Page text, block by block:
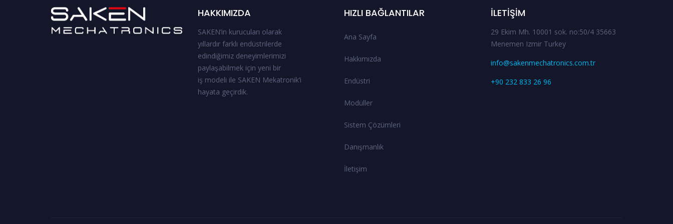
HAKKIMIZDA
SAKEN’in kurucuları olarak
yıllardır farklı endüstrilerde
edindiğimiz deneyimlerimizi
paylaşabilmek için yeni bir
iş modeli ile SAKEN Mekatronik’i
hayata geçirdik.
HIZLI BAĞLANTILAR
Ana Sayfa
Hakkımızda
Endüstri
Modüller
Sistem Çözümleri
Danışmanlık
İletişim
İLETIŞIM
29 Ekim Mh. 10001 sok. no:50/4 35663
Menemen Izmir Turkey
info@sakenmechatronics.com.tr
+90 232 833 26 96